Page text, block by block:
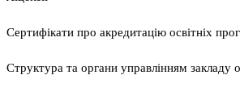
Сертифікати про акредитацію освітніх
Структура та органи управлінням закладу